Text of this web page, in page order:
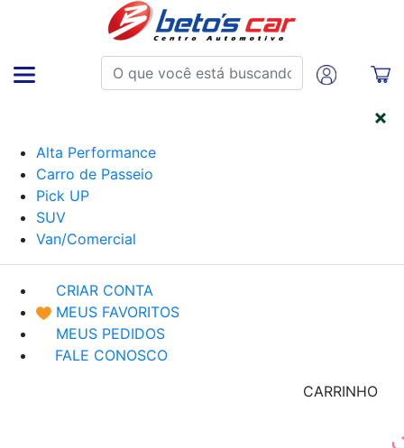
Alta Performance
Carro de Passeio
Pick UP
SUV
Van/Comercial
CRIAR CONTA
MEUS FAVORITOS
MEUS PEDIDOS
FALE CONOSCO
CARRINHO